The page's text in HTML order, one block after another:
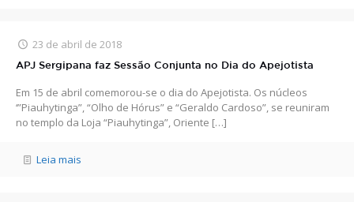
23 de abril de 2018
APJ Sergipana faz Sessão Conjunta no Dia do Apejotista
Em 15 de abril comemorou-se o dia do Apejotista. Os núcleos
‘”Piauhytinga”, “Olho de Hórus” e “Geraldo Cardoso”, se reuniram
no templo da Loja “Piauhytinga”, Oriente […]
Leia mais